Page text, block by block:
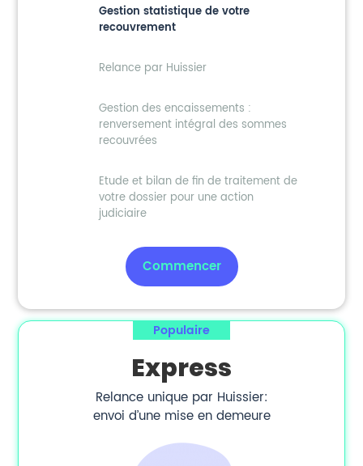
Gestion statistique de votre
recouvrement
Relance par Huissier
Gestion des encaissements :
renversement intégral des sommes
recouvrées
Etude et bilan de fin de traitement de
votre dossier pour une action
judiciaire
Commencer
Populaire
Express
Relance unique par Huissier:
envoi d’une mise en demeure